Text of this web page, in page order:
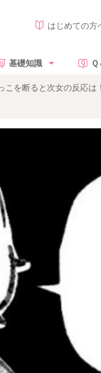
はじめての方
基礎知識
こを断ると次女の反応